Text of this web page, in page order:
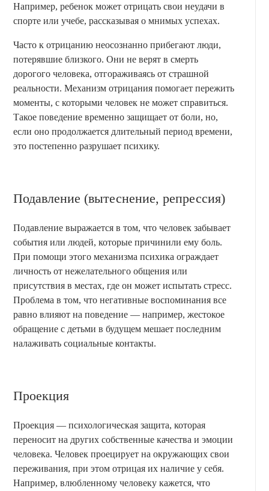
Например, ребенок может отрицать свои неудачи в
спорте или учебе, рассказывая о мнимых успехах.
Часто к отрицанию неосознанно прибегают люди,
потерявшие близкого. Они не верят в смерть
дорогого человека, отгораживаясь от страшной
реальности. Механизм отрицания помогает пережить
моменты, с которыми человек не может справиться.
Такое поведение временно защищает от боли, но,
если оно продолжается длительный период времени,
это постепенно разрушает психику.
Подавление (вытеснение, репрессия)
Подавление выражается в том, что человек забывает
события или людей, которые причинили ему боль.
При помощи этого механизма психика ограждает
личность от нежелательного общения или
присутствия в местах, где он может испытать стресс.
Проблема в том, что негативные воспоминания все
равно влияют на поведение — например, жестокое
обращение с детьми в будущем мешает последним
налаживать социальные контакты.
Проекция
Проекция — психологическая защита, которая
переносит на других собственные качества и эмоции
человека. Человек проецирует на окружающих свои
переживания, при этом отрицая их наличие у себя.
Например, влюбленному человеку кажется, что